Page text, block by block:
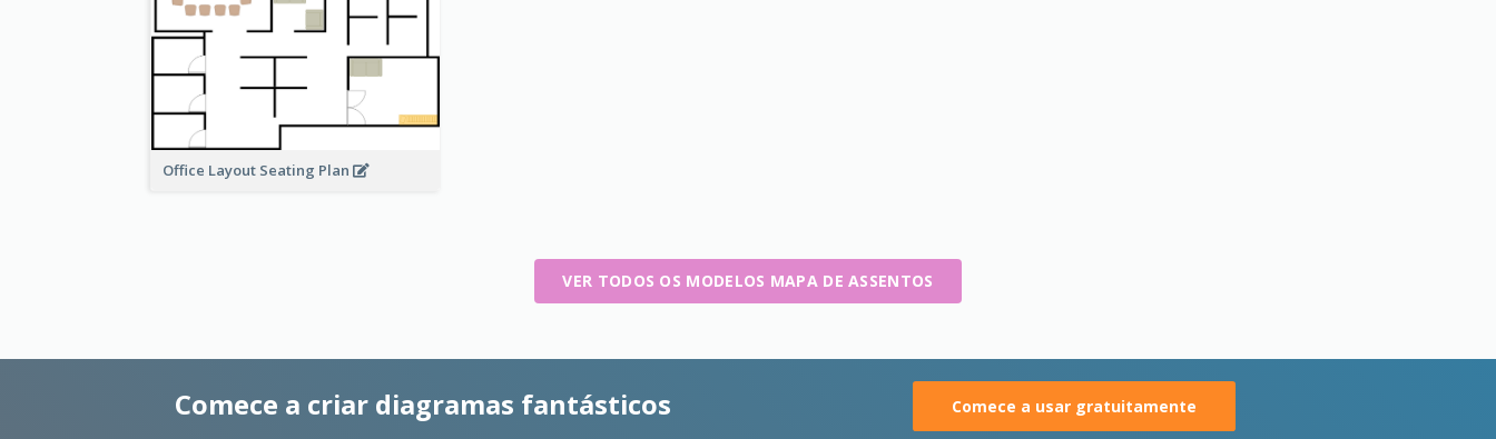
Office Layout Seating Plan
VER TODOS OS MODELOS MAPA DE ASSENTOS
Comece a criar diagramas fantásticos Comece a usar gratuitamente